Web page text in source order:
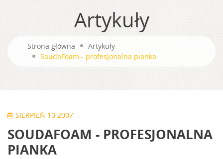
Artykuły
Strona główna
Artykuły
SoudaFoam - profesjonalna pianka
SIERPIEŃ 10 2007
SOUDAFOAM - PROFESJONALNA
PIANKA